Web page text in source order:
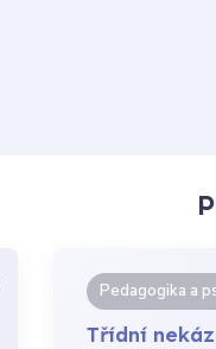
Pedagogika a
Třídní